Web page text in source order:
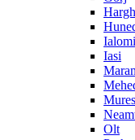
Iasi
Mures
Olt